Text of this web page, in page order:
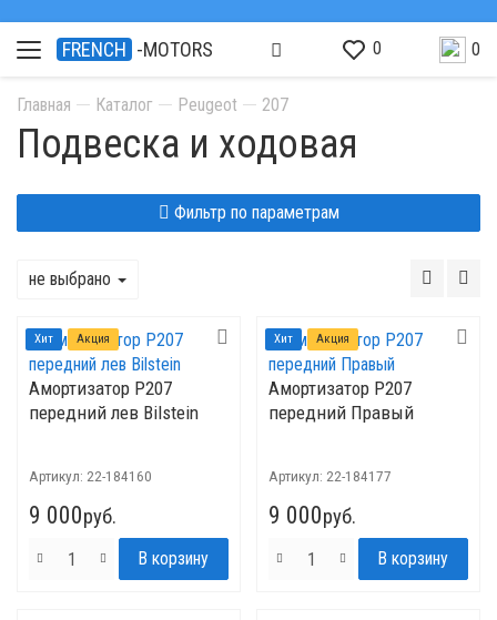
FRENCH -MOTORS 0 0
Главная Каталог Peugeot 207
Подвеска и ходовая
Фильтр по параметрам
не выбрано
Хит Акция
Амортизатор P207
передний лев Bilstein
Артикул: 22-184160
9 000руб.
Хит Акция
Амортизатор P207
передний Правый
Артикул: 22-184177
9 000руб.